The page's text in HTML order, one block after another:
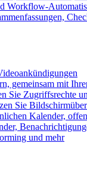
Workflow-
gemeinsam mit
Sie Zugriffsrechte
Sie
Kalender,
und mehr